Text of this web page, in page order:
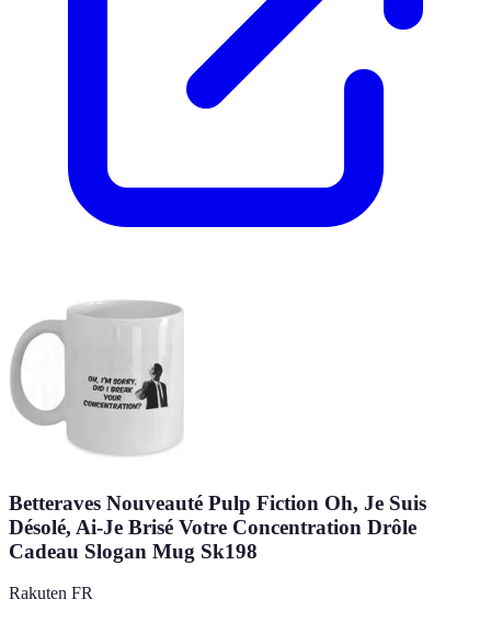
Betteraves Nouveauté Pulp Fiction Oh, Je Suis
Désolé, Ai-Je Brisé Votre Concentration Drôle
Cadeau Slogan Mug Sk198
Rakuten FR